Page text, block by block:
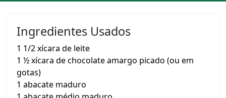
Ingredientes Usados
1 1/2 xícara de leite
1 ½ xícara de chocolate amargo picado (ou em
gotas)
1 abacate maduro